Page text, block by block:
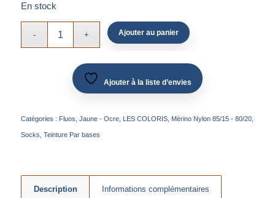
En stock
Ajouter au panier
Ajouter à la liste d’envies
Catégories : Fluos, Jaune - Ocre, LES COLORIS, Mérino Nylon 85/15 - 80/20,
Socks, Teinture Par bases
Description Informations complémentaires